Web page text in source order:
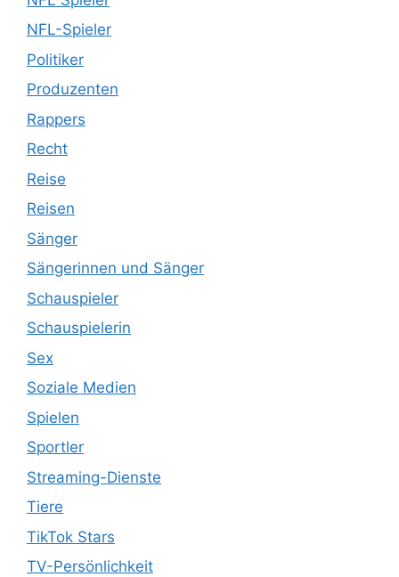
NFL-Spieler
Politiker
Produzenten
Rappers
Recht
Reise
Reisen
Sänger
Sängerinnen und Sänger
Schauspieler
Schauspielerin
Sex
Soziale Medien
Spielen
Sportler
Streaming-Dienste
Tiere
TikTok Stars
TV-Persönlichkeit